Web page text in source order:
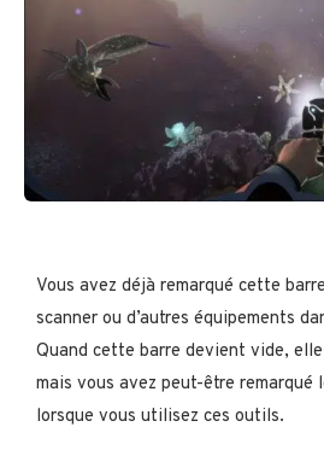
Vous avez déjà remarqué cette
scanner ou d’autres équipements
Quand cette barre devient vide,
mais vous avez peut-être remarqué
lorsque vous utilisez ces outils.